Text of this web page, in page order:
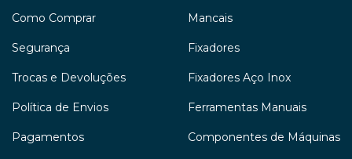
Como Comprar
Segurança
Trocas e Devoluções
Política de Envios
Pagamentos
Mancais
Fixadores
Fixadores Aço Inox
Ferramentas Manuais
Componentes de Máquinas